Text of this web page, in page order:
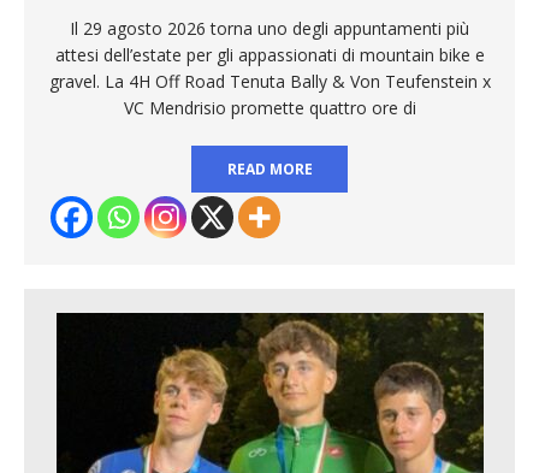
Il 29 agosto 2026 torna uno degli appuntamenti più
attesi dell’estate per gli appassionati di mountain bike e
gravel. La 4H Off Road Tenuta Bally & Von Teufenstein x
VC Mendrisio promette quattro ore di
READ MORE